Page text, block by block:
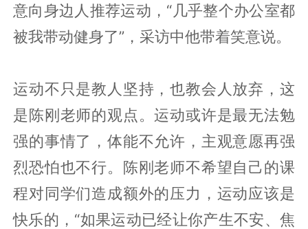
意向身边人推荐运动，“几乎整个办公室都
被我带动健身了”，采访中他带着笑意说。
运动不只是教人坚持，也教会人放弃，这
是陈刚老师的观点。运动或许是最无法勉
强的事情了，体能不允许，主观意愿再强
烈恐怕也不行。陈刚老师不希望自己的课
程对同学们造成额外的压力，运动应该是
快乐的，“如果运动已经让你产生不安、焦